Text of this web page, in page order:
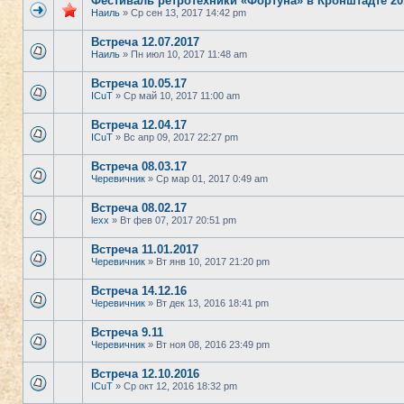
Наиль » Ср сен 13, 2017 14:42 pm
Встреча 12.07.2017
Наиль » Пн июл 10, 2017 11:48 am
Встреча 10.05.17
ICuT » Ср май 10, 2017 11:00 am
Встреча 12.04.17
ICuT » Вс апр 09, 2017 22:27 pm
Встреча 08.03.17
Черевичник » Ср мар 01, 2017 0:49 am
Встреча 08.02.17
lexx » Вт фев 07, 2017 20:51 pm
Встреча 11.01.2017
Черевичник » Вт янв 10, 2017 21:20 pm
Встреча 14.12.16
Черевичник » Вт дек 13, 2016 18:41 pm
Встреча 9.11
Черевичник » Вт ноя 08, 2016 23:49 pm
Встреча 12.10.2016
ICuT » Ср окт 12, 2016 18:32 pm